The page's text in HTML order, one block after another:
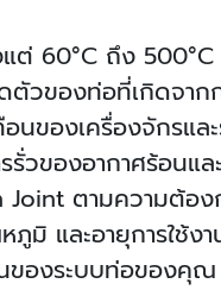
ต่ 60°C ถึง 500°C
ตัวของท่อที่เกิดจา
นของเครื่องจักรแล
ของอากาศร้อนแล
ตามความต้อ
และอายุการใช้งา
ของระบบท่อของคุณ